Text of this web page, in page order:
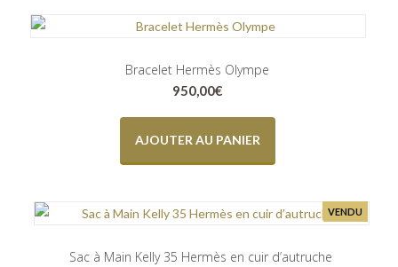
Bracelet Hermès Olympe
950,00€
AJOUTER AU PANIER
VENDU
Sac à Main Kelly 35 Hermès en cuir d’autruche